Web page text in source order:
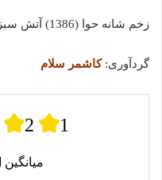
زخم شانه حوا (1386) آتش سبز (1386) طاووس های بی پر (1387)
گردآوری:کاشمر سلام
2 1
میانگین